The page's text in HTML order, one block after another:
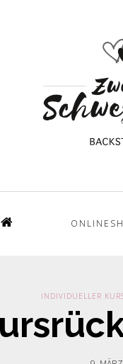
INDIVIDUELLER